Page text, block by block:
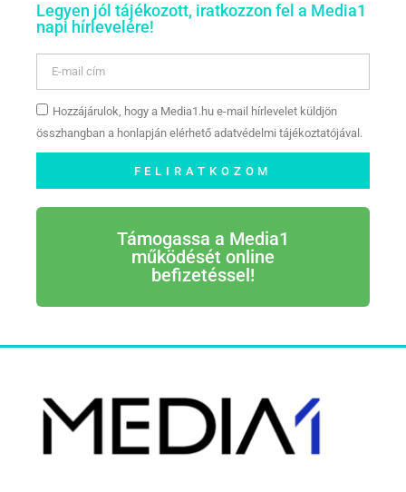
Legyen jól tájékozott, iratkozzon fel a Media1
napi hírlevelére!
Hozzájárulok, hogy a Media1.hu e-mail hírlevelet küldjön
összhangban a honlapján elérhető adatvédelmi tájékoztatójával.
FELIRATKOZOM
Támogassa a Media1
működését online
befizetéssel!